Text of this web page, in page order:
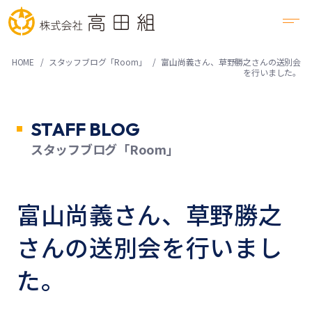
HOME スタッフブログ「Room」
富山尚義さん、草野勝之さんの送別会
を行いました。
STAFF BLOG
スタッフブログ「Room」
富山尚義さん、草野勝之
さんの送別会を行いまし
た。